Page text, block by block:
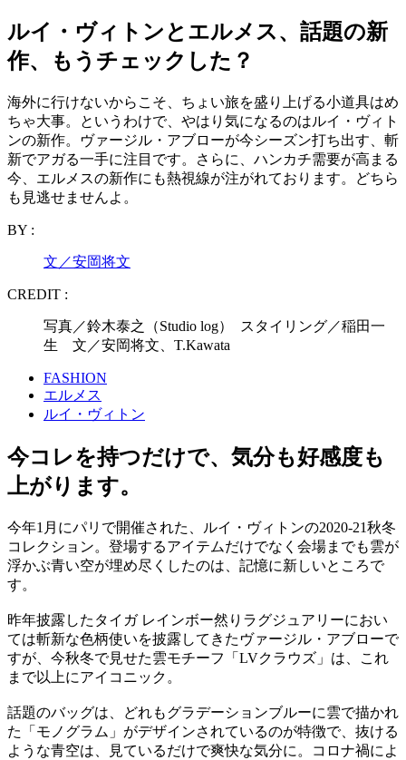
ルイ・ヴィトンとエルメス、話題の新
作、もうチェックした？
海外に行けないからこそ、ちょい旅を盛り上げる小道具はめ
ちゃ大事。というわけで、やはり気になるのはルイ・ヴィト
ンの新作。ヴァージル・アブローが今シーズン打ち出す、斬
新でアガる一手に注目です。さらに、ハンカチ需要が高まる
今、エルメスの新作にも熱視線が注がれております。どちら
も見逃せませんよ。
BY :
文／安岡将文
CREDIT :
写真／鈴木泰之（Studio log） スタイリング／稲田一
生 文／安岡将文、T.Kawata
FASHION
エルメス
ルイ・ヴィトン
今コレを持つだけで、気分も好感度も
上がります。
今年1月にパリで開催された、ルイ・ヴィトンの2020-21秋冬
コレクション。登場するアイテムだけでなく会場までも雲が
浮かぶ青い空が埋め尽くしたのは、記憶に新しいところで
す。
昨年披露したタイガ レインボー然りラグジュアリーにおい
ては斬新な色柄使いを披露してきたヴァージル・アブローで
すが、今秋冬で見せた雲モチーフ「LVクラウズ」は、これ
まで以上にアイコニック。
話題のバッグは、どれもグラデーションブルーに雲で描かれ
た「モノグラム」がデザインされているのが特徴で、抜ける
ような青空は、見ているだけで爽快な気分に。コロナ禍によ